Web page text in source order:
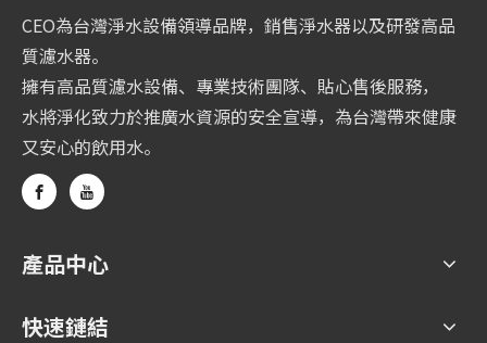
CEO為台灣淨水設備領導品牌，銷售淨水器以及研發高品
質濾水器。
擁有高品質濾水設備、專業技術團隊、貼心售後服務，
水將淨化致力於推廣水資源的安全宣導，為台灣帶來健康
又安心的飲用水。
產品中心
快速鏈結